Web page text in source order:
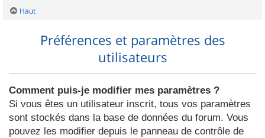
Haut
Préférences et paramètres des
utilisateurs
Comment puis-je modifier mes paramètres ?
Si vous êtes un utilisateur inscrit, tous vos paramètres
sont stockés dans la base de données du forum. Vous
pouvez les modifier depuis le panneau de contrôle de